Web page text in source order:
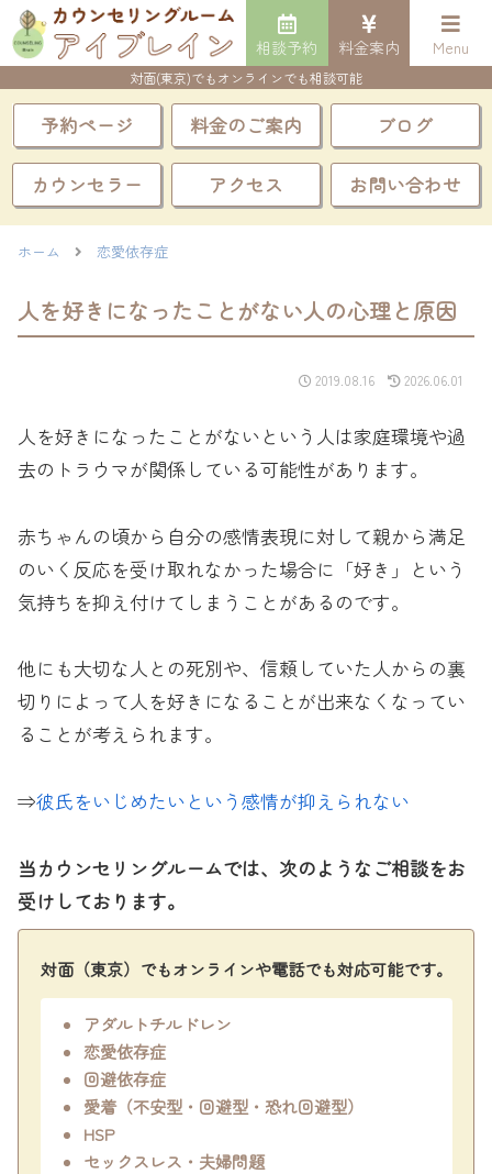
対面(東京)でもオンラインでも相談可能
予約ページ 料金のご案内 ブログ
カウンセラー アクセス お問い合わせ
ホーム 恋愛依存症
人を好きになったことがない人の心理と原因
2019.08.16 2026.06.01
人を好きになったことがないという人は家庭環境や過
去のトラウマが関係している可能性があります。
赤ちゃんの頃から自分の感情表現に対して親から満足
のいく反応を受け取れなかった場合に「好き」という
気持ちを抑え付けてしまうことがあるのです。
他にも大切な人との死別や、信頼していた人からの裏
切りによって人を好きになることが出来なくなってい
ることが考えられます。
⇒彼氏をいじめたいという感情が抑えられない
当カウンセリングルームでは、次のようなご相談をお
受けしております。
対面（東京）でもオンラインや電話でも対応可能です。
アダルトチルドレン
恋愛依存症
回避依存症
愛着（不安型・回避型・恐れ回避型）
HSP
セックスレス・夫婦問題
相談予約 料金案内 Menu